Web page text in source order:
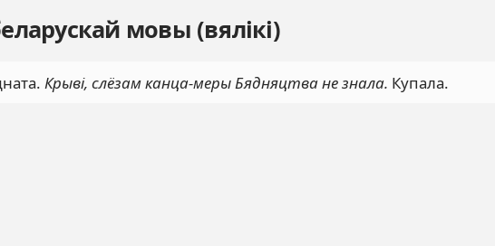
мовы (вялікі)
Крыві, слёзам канца-меры Бядняцтва не знала. Купала.